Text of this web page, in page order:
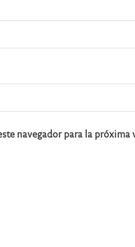
navegador para la próxima